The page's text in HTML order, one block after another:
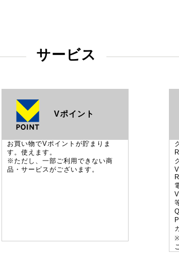
サービス
Vポイント
お買い物でVポイントが貯まりま
す。使えます。
※ただし、一部ご利用できない商
品・サービスがございます。